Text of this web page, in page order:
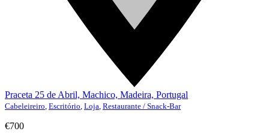
Praceta 25 de Abril, Machico, Madeira, Portugal
Cabeleireiro Escritório Loja Restaurante / Snack-Bar
€700